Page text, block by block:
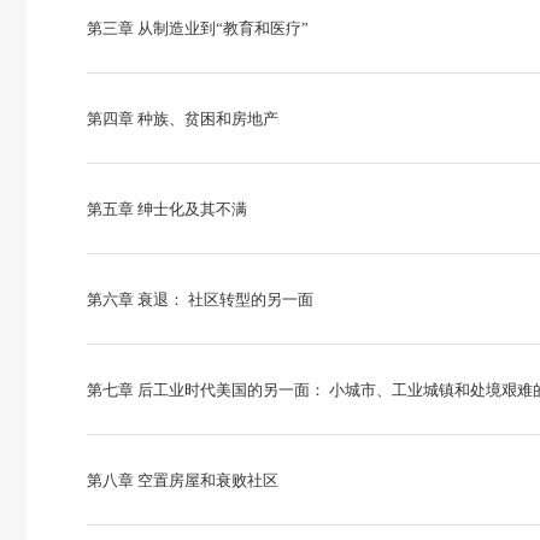
第三章 从制造业到“教育和医疗”
第四章 种族、贫困和房地产
第五章 绅士化及其不满
第六章 衰退： 社区转型的另一面
第七章 后工业时代美国的另一面： 小城市、工业城镇和处境艰难
第八章 空置房屋和衰败社区